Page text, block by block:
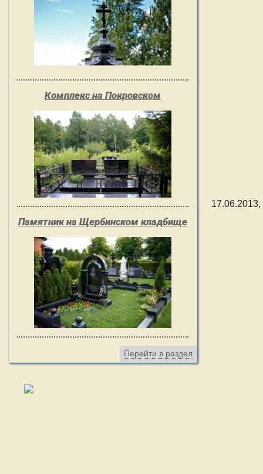
Комплекс на Покровском
Памятник на Щербинском кладбище
Перейти в раздел